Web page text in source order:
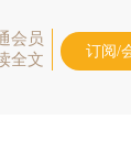
会员
全文
订阅/